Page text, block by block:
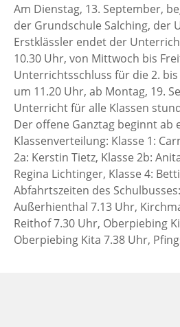
Am Dienstag, 13. September,
der Grundschule Salching, der
Erstklässler endet der
10.30 Uhr, von Mittwoch bis
Unterrichtsschluss für die 2. bis
um 11.20 Uhr, ab Montag, 19.
Unterricht für alle Klassen
Der offene Ganztag beginnt ab
Klassenverteilung: Klasse 1:
2a: Kerstin Tietz, Klasse 2b:
Regina Lichtinger, Klasse 4:
Abfahrtszeiten des
Außerhienthal 7.13 Uhr,
Reithof 7.30 Uhr, Oberpiebing
Oberpiebing Kita 7.38 Uhr,